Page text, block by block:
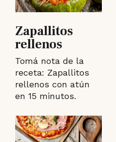
Zapallitos
rellenos
Tomá nota de la
receta: Zapallitos
rellenos con atún
en 15 minutos.